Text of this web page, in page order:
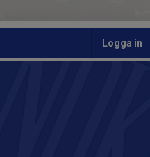
Logga in